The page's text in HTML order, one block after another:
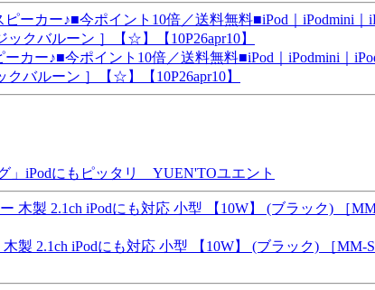
カー♪■今ポイント10倍／送料無料■iPod｜iPodmini｜
バルーン ］【☆】【10P26apr10】
」iPodにもピッタリ YUEN'TOユエント
製 2.1ch iPodにも対応 小型 【10W】 (ブラック) ［